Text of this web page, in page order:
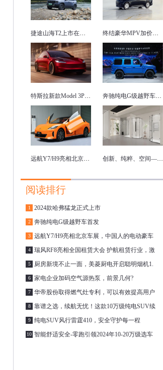
捷途山海T2上市在即，动力空间双优 终结豪华MPV加价现象 四座豪华旗舰极氪009光辉上市
特斯拉新款Model 3P亮相 动力与电池容量中美有别 奔驰纯电G级越野车首发
远航Y7/H9亮相北京车展，中国人的电动豪车梦 创新、纯粹、空间—精度卫浴 2024上海厨卫展亮点抢先看
阅读排行
1 2024款哈弗猛龙正式上市
2 奔驰纯电G级越野车首发
3 远航Y7/H9亮相北京车展，中国人的电动豪车
4 瑞风RF8亮相全国租赁大会 护航租赁行业，激
5 厨房新境不止一面，美菱厨电开启聪明烟机1.
6 家电企业加码空气源热泵，前景几何?
7 华帝股份取得燃气灶专利，可以有效提高用户
8 靠谱之选，续航无忧！这款10万级纯电SUV续
9 纯电SUV风行雷霆410，安全守护每一程
10 智能舒适安全-零跑引领2024年10-20万级选车